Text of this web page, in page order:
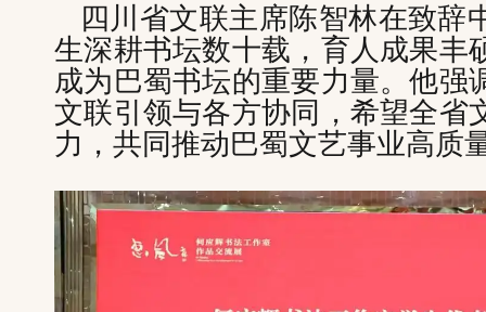
四川省文联主席陈智林在致辞
生深耕书坛数十载，育人成果丰
成为巴蜀书坛的重要力量。他强
文联引领与各方协同，希望全省
力，共同推动巴蜀文艺事业高质